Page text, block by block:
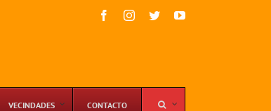
FacebookInstagram
TwitterYouTube
VECINDADES CONTACTO